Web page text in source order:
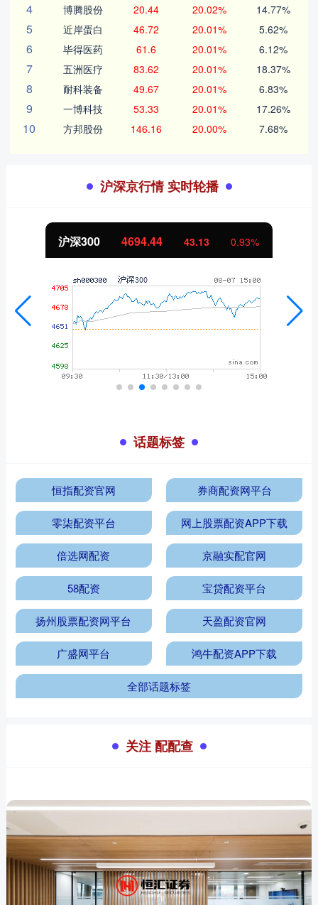
4 博腾股份 20.44 20.02% 14.77%
5 近岸蛋白 46.72 20.01% 5.62%
6 毕得医药 61.6 20.01% 6.12%
7 五洲医疗 83.62 20.01% 18.37%
8 耐科装备 49.67 20.01% 6.83%
9 一博科技 53.33 20.01% 17.26%
10 方邦股份 146.16 20.00% 7.68%
沪深京行情 实时轮播
43.13 0.93%
话题标签
恒指配资官网 券商配资网平台
零柒配资平台 网上股票配资APP下载
倍选网配资 京融实配官网
58配资 宝贷配资平台
扬州股票配资网平台 天盈配资官网
广盛网平台 鸿牛配资APP下载
全部话题标签
关注 配配查